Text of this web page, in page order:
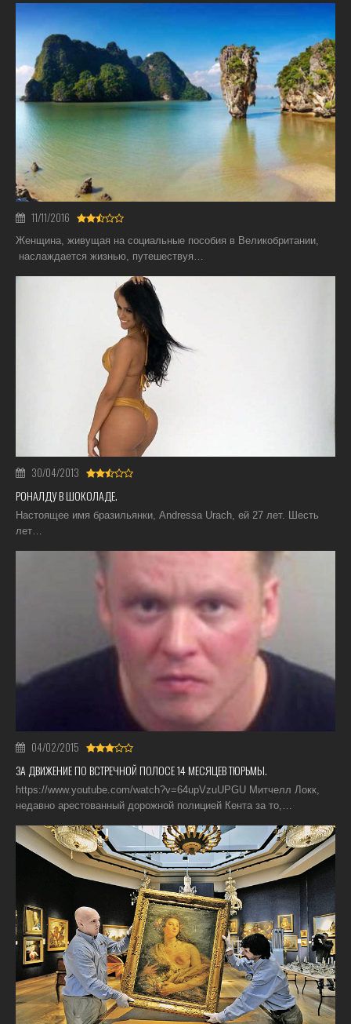
11/11/2016
Женщина, живущая на социальные пособия в Великобритании,
наслаждается жизнью, путешествуя…
30/04/2013
РОНАЛДУ В ШОКОЛАДЕ.
Настоящее имя бразильянки, Andressa Urach, ей 27 лет. Шесть
лет…
04/02/2015
ЗА ДВИЖЕНИЕ ПО ВСТРЕЧНОЙ ПОЛОСЕ 14 МЕСЯЦЕВ ТЮРЬМЫ.
https://www.youtube.com/watch?v=64upVzuUPGU Митчелл Локк,
недавно арестованный дорожной полицией Кента за то,…